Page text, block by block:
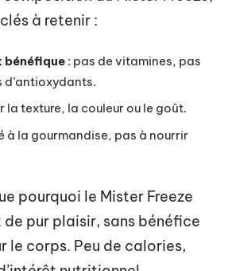
à retenir :
bénéfique : pas de vitamines, pas
d’antioxydants.
la texture, la couleur ou le goût.
à la gourmandise, pas à nourrir
pourquoi le Mister Freeze
pur plaisir, sans bénéfice
le corps. Peu de calories,